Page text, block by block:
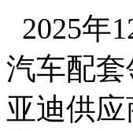
2025年
汽车配
亚迪供